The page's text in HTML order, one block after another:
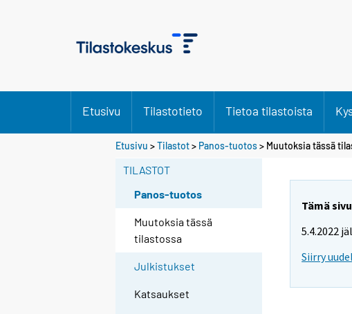
Etusivu Tilastotieto Tietoa tilastoista
Etusivu >Tilastot> Panos-tuotos> Muutoksia tässä
TILASTOT
Panos-tuotos
Muutoksia tässä
tilastossa
Julkistukset
Katsaukset
Tämä
5.4.2022
Siirry